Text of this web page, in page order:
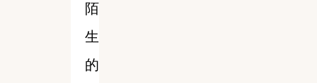
陌
生
的